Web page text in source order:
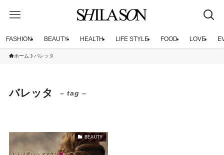
FASHION BEAUTY HEALTH LIFE STYLE FOOD LOVE
ホーム バレッタ
バレッタ – tag –
BEAUTY